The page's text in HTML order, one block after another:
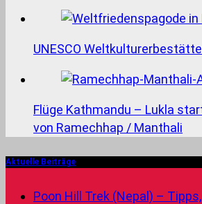
UNESCO
Flüge Kathmandu – Lukla
von Ramechhap / Manthali
Aktuelle Beiträge
Poon Hill Trek (Nepal) –